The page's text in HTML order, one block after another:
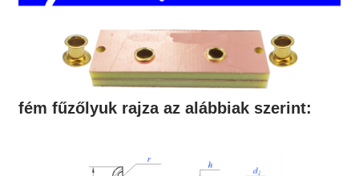
fém fűzőlyuk rajza az alábbiak szerint: